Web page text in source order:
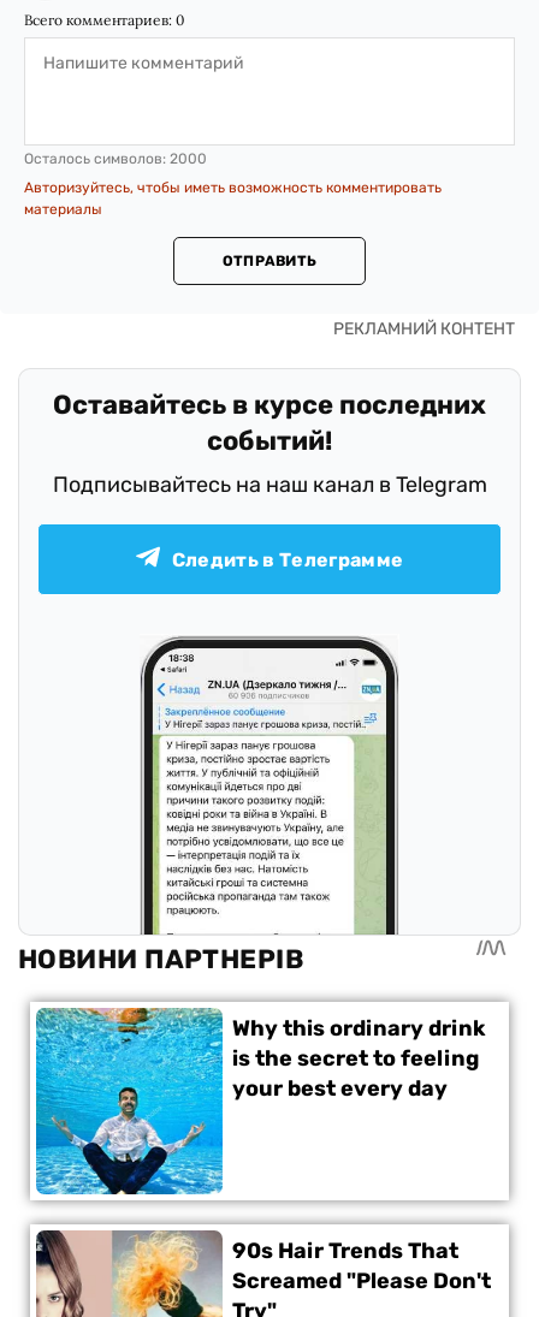
Всего комментариев: 0
Осталось символов: 2000
Авторизуйтесь, чтобы иметь возможность комментировать
материалы
ОТПРАВИТЬ
Оставайтесь в курсе последних
событий!
Подписывайтесь на наш канал в Telegram
Следить в Телеграмме